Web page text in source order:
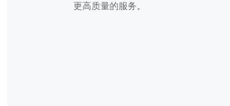
更高质量的服务。